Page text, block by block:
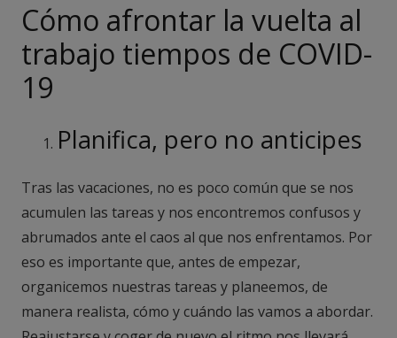
Cómo afrontar la vuelta al
trabajo tiempos de COVID-
19
Planifica, pero no anticipes
Tras las vacaciones, no es poco común que se nos
acumulen las tareas y nos encontremos confusos y
abrumados ante el caos al que nos enfrentamos. Por
eso es importante que, antes de empezar,
organicemos nuestras tareas y planeemos, de
manera realista, cómo y cuándo las vamos a abordar.